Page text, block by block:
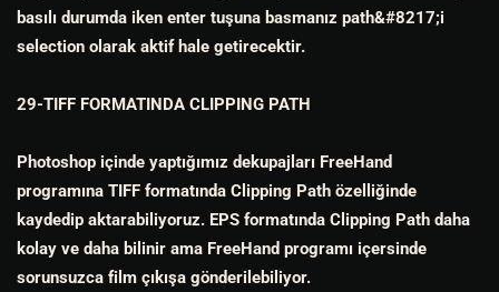
basılı durumda iken enter tuşuna basmanız path&#8217;i
selection olarak aktif hale getirecektir.
29-TIFF FORMATINDA CLIPPING PATH
Photoshop içinde yaptığımız dekupajları FreeHand
programına TIFF formatında Clipping Path özelliğinde
kaydedip aktarabiliyoruz. EPS formatında Clipping Path daha
kolay ve daha bilinir ama FreeHand programı içersinde
sorunsuzca film çıkışa gönderilebiliyor.